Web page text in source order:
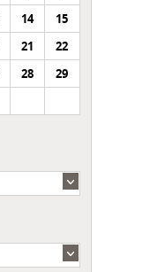
14
15
21
22
28
29